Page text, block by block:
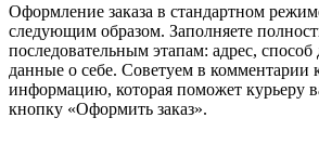
Оформление заказа в стандартном
следующим образом. Заполняете
последовательным этапам: адрес,
данные о себе. Советуем в комментарии
информацию, которая поможет курьеру
кнопку «Оформить заказ».